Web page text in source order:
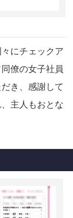
にチェックア
僚の女子社員
き、感謝して
主人もおとな